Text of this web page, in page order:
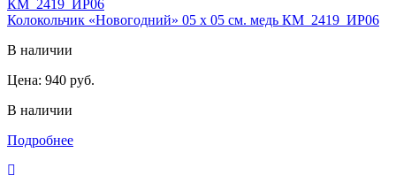
Колокольчик «Новогодний» 05 х 05 см. медь КМ_2419_ИР06
В наличии
Цена: 940 руб.
В наличии
Подробнее